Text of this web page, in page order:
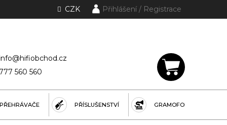
CZK Přihlášení
560 560
NÁKUPNÍ
PŘEHRÁVAČE PŘÍSLUŠENSTVÍ GRAMOFONY